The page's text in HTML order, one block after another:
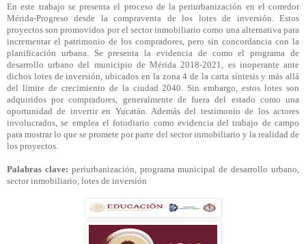
En este trabajo se presenta el proceso de laperiurbanización en el corredor
Mérida-Progreso desde la compraventa de los lotes de inversión. Estos
proyectos son promovidos por el sector inmobiliario como una alternativa para
incrementar el patrimonio de los compradores, pero sin concordancia con la
planificación urbana. Se presenta la evidencia de como el programa de
desarrollo urbano del municipio de Mérida 2018-2021, es inoperante ante
dichos lotes de inversión, ubicados en la zona 4 de la carta síntesis y más allá
del límite de crecimiento de la ciudad 2040. Sin embargo, estos lotes son
adquiridos por compradores, generalmente de fuera del estado como una
oportunidad de invertir en Yucatán. Además del testimonio de los actores
involucrados, se emplea elfotodiario como evidencia del trabajo de campo
para mostrar lo que se promete por parte del sector inmobiliario y la realidad de
los proyectos.
Palabras clave: periurbanización , programa municipal de desarrollo urbano,
sector inmobiliario, lotes de inversión